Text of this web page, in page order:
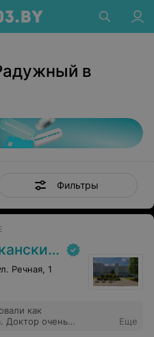
в
Фильтры
и реабилитаци»
Речная, 1
как
Доктор очень
Еще